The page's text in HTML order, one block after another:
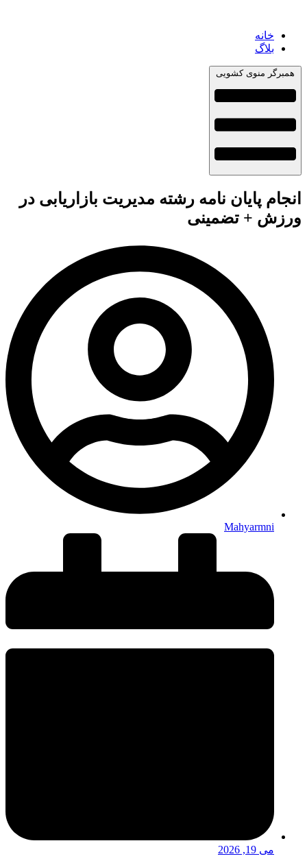
خانه
بلاگ
همبرگر منوی کشویی
انجام پایان نامه رشته مدیریت بازاریابی در
ورزش + تضمینی
Mahyarmni
می 19, 2026